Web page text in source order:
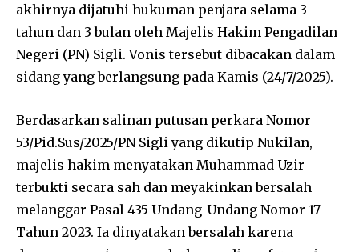
akhirnya dijatuhi hukuman penjara selama 3
tahun dan 3 bulan oleh Majelis Hakim Pengadilan
Negeri (PN) Sigli. Vonis tersebut dibacakan dalam
sidang yang berlangsung pada Kamis (24/7/2025).
Berdasarkan salinan putusan perkara Nomor
53/Pid.Sus/2025/PN Sigli yang dikutip Nukilan,
majelis hakim menyatakan Muhammad Uzir
terbukti secara sah dan meyakinkan bersalah
melanggar Pasal 435 Undang-Undang Nomor 17
Tahun 2023. Ia dinyatakan bersalah karena